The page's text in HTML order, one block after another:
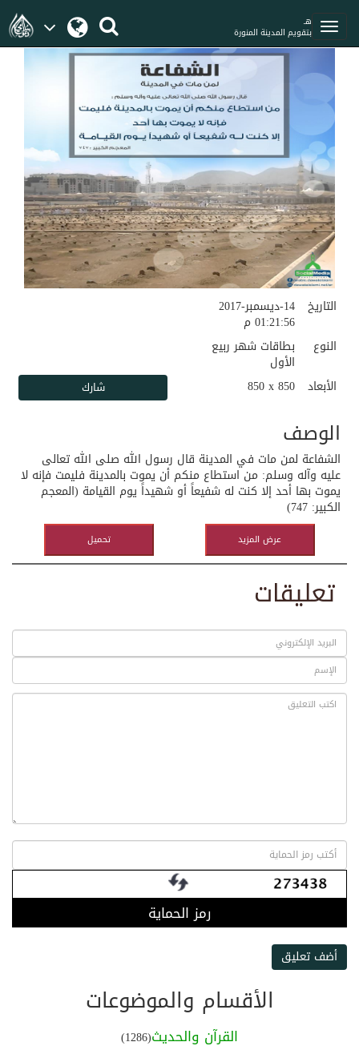
هـ
بتقويم المدينة المنورة
14-ديسمبر-2017
01:21:56 م
التاريخ
بطاقات شهر ربيع
الأول
النوع
850 x 850 الأبعاد
الوصف
الشفاعة لمن مات في المدينة قال رسول الله صلى الله تعالى
عليه وآله وسلم: من استطاع منكم أن يموت بالمدينة فليمت فإنه لا
يموت بها أحد إلا كنت له شفيعاً أو شهيداً يوم القيامة (المعجم
الكبير: 747)
تحميل عرض المزيد
تعليقات
رمز الحماية
أضف تعليق
الأقسام والموضوعات
القرآن والحديث(1286)